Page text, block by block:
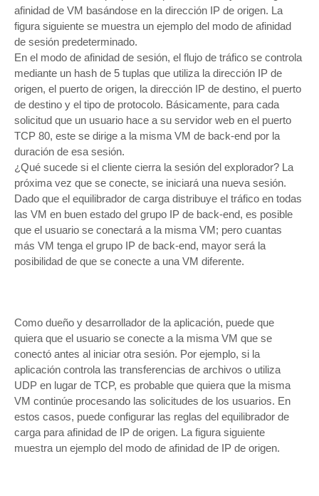
afinidad de VM basándose en la dirección IP de origen. La
figura siguiente se muestra un ejemplo del modo de afinidad
de sesión predeterminado.
En el modo de afinidad de sesión, el flujo de tráfico se controla
mediante un hash de 5 tuplas que utiliza la dirección IP de
origen, el puerto de origen, la dirección IP de destino, el puerto
de destino y el tipo de protocolo. Básicamente, para cada
solicitud que un usuario hace a su servidor web en el puerto
TCP 80, este se dirige a la misma VM de back-end por la
duración de esa sesión.
¿Qué sucede si el cliente cierra la sesión del explorador? La
próxima vez que se conecte, se iniciará una nueva sesión.
Dado que el equilibrador de carga distribuye el tráfico en todas
las VM en buen estado del grupo IP de back-end, es posible
que el usuario se conectará a la misma VM; pero cuantas
más VM tenga el grupo IP de back-end, mayor será la
posibilidad de que se conecte a una VM diferente.
Como dueño y desarrollador de la aplicación, puede que
quiera que el usuario se conecte a la misma VM que se
conectó antes al iniciar otra sesión. Por ejemplo, si la
aplicación controla las transferencias de archivos o utiliza
UDP en lugar de TCP, es probable que quiera que la misma
VM continúe procesando las solicitudes de los usuarios. En
estos casos, puede configurar las reglas del equilibrador de
carga para afinidad de IP de origen. La figura siguiente
muestra un ejemplo del modo de afinidad de IP de origen.